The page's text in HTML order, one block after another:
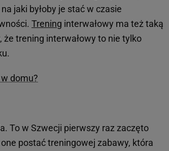
jaki byłoby je stać w czasie
Trening interwałowy ma też taką
trening interwałowy to nie tylko
domu?
To w Szwecji pierwszy raz zaczęto
postać treningowej zabawy, która